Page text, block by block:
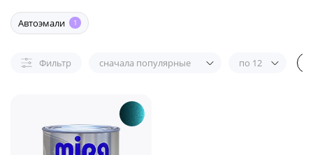
Автоэмали 1
Фильтр сначала популярные по 12